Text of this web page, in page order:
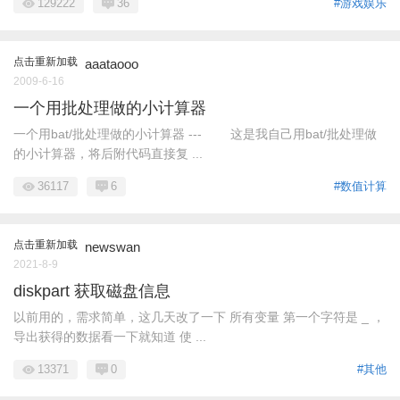
#游戏娱乐
129222 36
点击重新加载 aaataooo
2009-6-16
一个用批处理做的小计算器
一个用bat/批处理做的小计算器 --- 这是我自己用bat/批处理做
的小计算器，将后附代码直接复 ...
#数值计算
36117 6
点击重新加载 newswan
2021-8-9
diskpart 获取磁盘信息
以前用的，需求简单，这几天改了一下 所有变量 第一个字符是 _ ，
导出获得的数据看一下就知道 使 ...
#其他
13371 0